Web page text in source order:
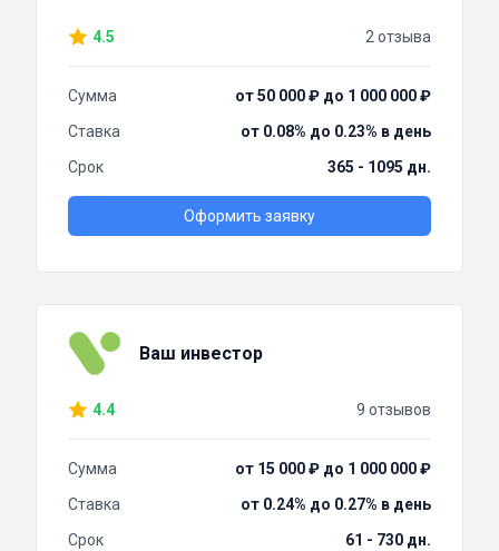
4.5 2 отзыва
Сумма
от 50 000 ₽ до 1 000 000 ₽
Ставка
от 0.08% до 0.23% в день
Срок
365 - 1095 дн.
Оформить заявку
Ваш инвестор
4.4 9 отзывов
Сумма
от 15 000 ₽ до 1 000 000 ₽
Ставка
от 0.24% до 0.27% в день
Срок
61 - 730 дн.